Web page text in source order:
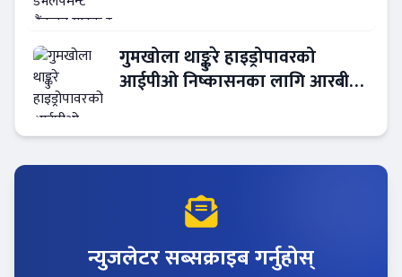
गुमखोला थाङ्कुरे हाइड्रोपावरको
आईपीओ निष्कासनका लागि आरबीबी
न्युजलेटर सब्सक्राइब गर्नुहोस्